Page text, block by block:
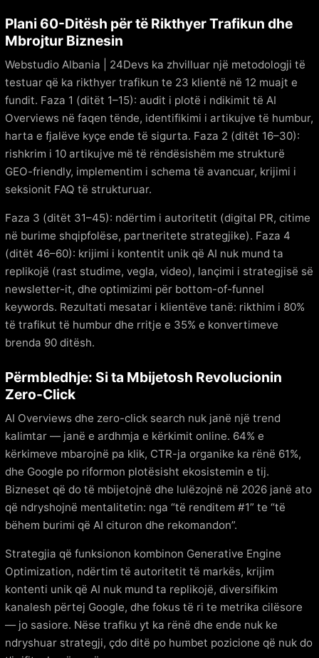
Plani 60-Ditësh për të Rikthyer Trafikun dhe
Mbrojtur Biznesin
Webstudio Albania | 24Devs ka zhvilluar një metodologji të
testuar që ka rikthyer trafikun te 23 klientë në 12 muajt e
fundit. Faza 1 (ditët 1–15): audit i plotë i ndikimit të AI
Overviews në faqen tënde, identifikimi i artikujve të humbur,
harta e fjalëve kyçe ende të sigurta. Faza 2 (ditët 16–30):
rishkrim i 10 artikujve më të rëndësishëm me strukturë
GEO-friendly, implementim i schema të avancuar, krijimi i
seksionit FAQ të strukturuar.
Faza 3 (ditët 31–45): ndërtim i autoritetit (digital PR, citime
në burime shqipfolëse, partneritete strategjike). Faza 4
(ditët 46–60): krijimi i kontentit unik që AI nuk mund ta
replikojë (rast studime, vegla, video), lançimi i strategjisë së
newsletter-it, dhe optimizimi për bottom-of-funnel
keywords. Rezultati mesatar i klientëve tanë: rikthim i 80%
të trafikut të humbur dhe rritje e 35% e konvertimeve
brenda 90 ditësh.
Përmbledhje: Si ta Mbijetosh Revolucionin
Zero-Click
AI Overviews dhe zero-click search nuk janë një trend
kalimtar — janë e ardhmja e kërkimit online. 64% e
kërkimeve mbarojnë pa klik, CTR-ja organike ka rënë 61%,
dhe Google po riformon plotësisht ekosistemin e tij.
Bizneset që do të mbijetojnë dhe lulëzojnë në 2026 janë ato
që ndryshojnë mentalitetin: nga “të renditem #1” te “të
bëhem burimi që AI cituron dhe rekomandon”.
Strategjia që funksionon kombinon Generative Engine
Optimization, ndërtim të autoritetit të markës, krijim
kontenti unik që AI nuk mund ta replikojë, diversifikim
kanalesh përtej Google, dhe fokus të ri te metrika cilësore
— jo sasiore. Nëse trafiku yt ka rënë dhe ende nuk ke
ndryshuar strategji, çdo ditë po humbet pozicione që nuk do